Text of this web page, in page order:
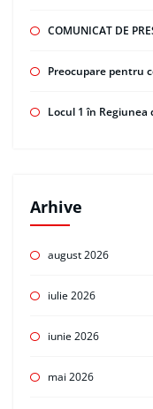
COMUNICAT DE
Preocupare pentru
Locul 1 în
Arhive
august 2026
iulie 2026
iunie 2026
mai 2026